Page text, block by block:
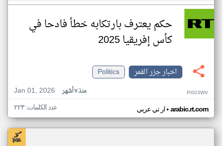
حكم يعترف بارتكابه خطأ فادحا في
كأس إفريقيا 2025
اخبار جزر القمر
Politics
Jan 01, 2026
منذ ٧ أشهر PG03WV
ار تي عربي• arabic.rt.com عدد الكلمات: ٢٢٣